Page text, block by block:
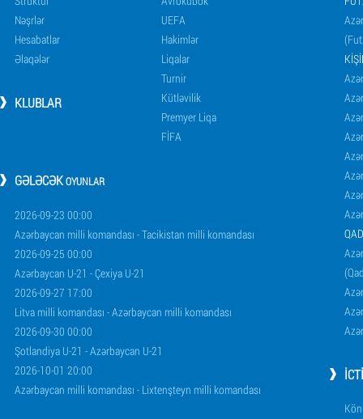
Nəşrlər
Hesabatlar
Əlaqələr
KLUBLAR
UEFA
Hakimlər
Liqalar
Turnir
Kütləvilik
Premyer Liqa
FİFA
GƏLƏCƏKOYUNLAR
2026-09-23 00:00
Azərbaycan milli komandası - Tacikistan milli komandası
2026-09-25 00:00
Azərbaycan U-21 - Çexiya U-21
2026-09-27 17:00
Litva milli komandası - Azərbaycan milli komandası
2026-09-30 00:00
Şotlandiya U-21 - Azərbaycan U-21
2026-10-01 20:00
Azərbaycan milli komandası - Lixtenşteyn milli komandası